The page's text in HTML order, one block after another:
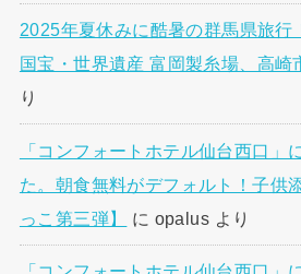
2025年夏休みに酷暑の群馬県旅行
国宝・世界遺産 富岡製糸場、高崎
り
「コンフォートホテル仙台西口」
た。朝食無料がデフォルト！子供
っこ第三弾】
に opalus より